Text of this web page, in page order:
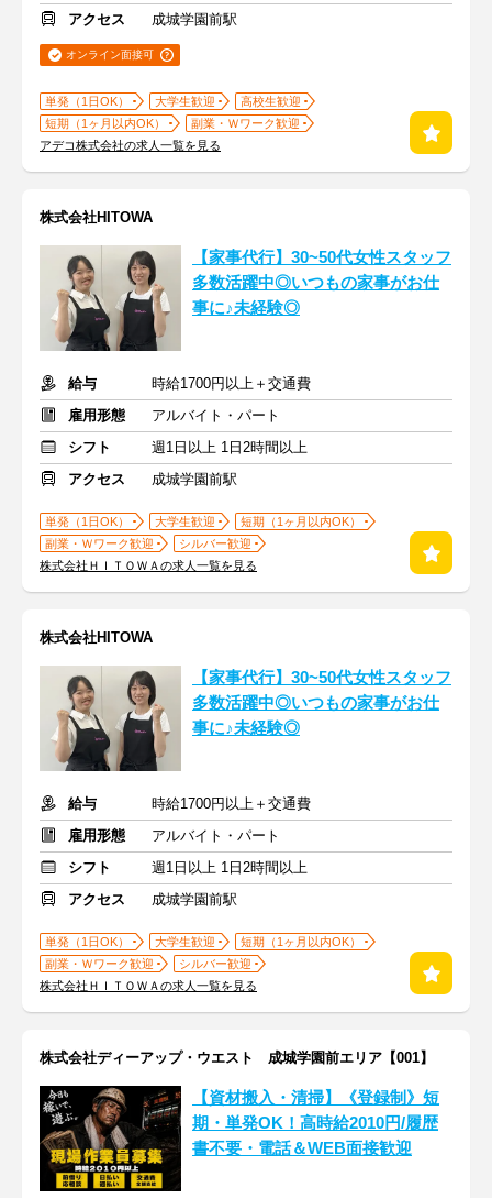
アクセス
成城学園前駅
オンライン面接可
単発（1日OK） 大学生歓迎
高校生歓迎
短期（1ヶ月以内OK）
副業・Ｗワーク歓迎
アデコ株式会社の求人一覧を見る
株式会社HITOWA
【家事代行】30~50代女性スタッフ
多数活躍中◎いつもの家事がお仕
事に♪未経験◎
給与
時給1700円以上＋交通費
雇用形態
アルバイト・パート
シフト
週1日以上 1日2時間以上
アクセス
成城学園前駅
単発（1日OK） 大学生歓迎
短期（1ヶ月以内OK）
副業・Ｗワーク歓迎
シルバー歓迎
株式会社ＨＩＴＯＷＡの求人一覧を見る
株式会社HITOWA
【家事代行】30~50代女性スタッフ
多数活躍中◎いつもの家事がお仕
事に♪未経験◎
給与
時給1700円以上＋交通費
雇用形態
アルバイト・パート
シフト
週1日以上 1日2時間以上
アクセス
成城学園前駅
単発（1日OK） 大学生歓迎
短期（1ヶ月以内OK）
副業・Ｗワーク歓迎
シルバー歓迎
株式会社ＨＩＴＯＷＡの求人一覧を見る
株式会社ディーアップ・ウエスト 成城学園前エリア【001】
【資材搬入・清掃】《登録制》短
期・単発OK！高時給2010円/履歴
書不要・電話＆WEB面接歓迎